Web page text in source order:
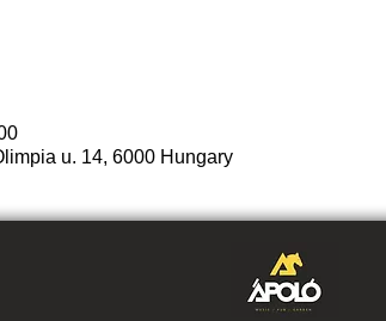
u. 14, 6000 Hungary